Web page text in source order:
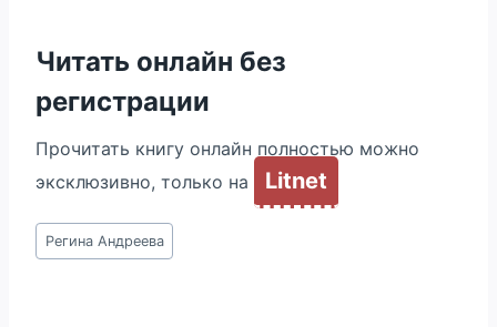
Читать онлайн без
регистрации
Прочитать книгу онлайн полностью можно
эксклюзивно, только на
Litnet
Метки
записи:
Регина Андреева